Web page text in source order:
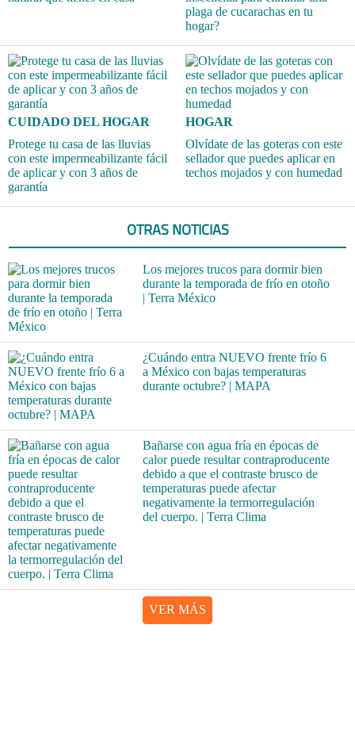
plaga de cucarachas en tu
hogar?
CUIDADO DEL HOGAR
Protege tu casa de las lluvias
con este impermeabilizante fácil
de aplicar y con 3 años de
garantía
HOGAR
Olvídate de las goteras con este
sellador que puedes aplicar en
techos mojados y con humedad
OTRAS NOTICIAS
Los mejores trucos para dormir bien
durante la temporada de frío en otoño
| Terra México
¿Cuándo entra NUEVO frente frío 6
a México con bajas temperaturas
durante octubre? | MAPA
Bañarse con agua fría en épocas de
calor puede resultar contraproducente
debido a que el contraste brusco de
temperaturas puede afectar
negativamente la termorregulación
del cuerpo. | Terra Clima
VER MÁS